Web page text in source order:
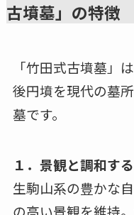
古墳墓」の特徴
「竹田式古墳墓」
後円墳を現代の墓
墓です。
１．景観と調和す
生駒山系の豊かな
の高い景観を維持